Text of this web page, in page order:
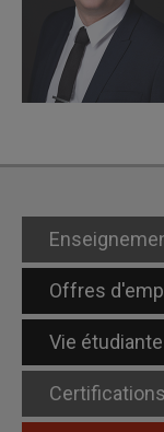
Offres
Vie étudiante
Certifications